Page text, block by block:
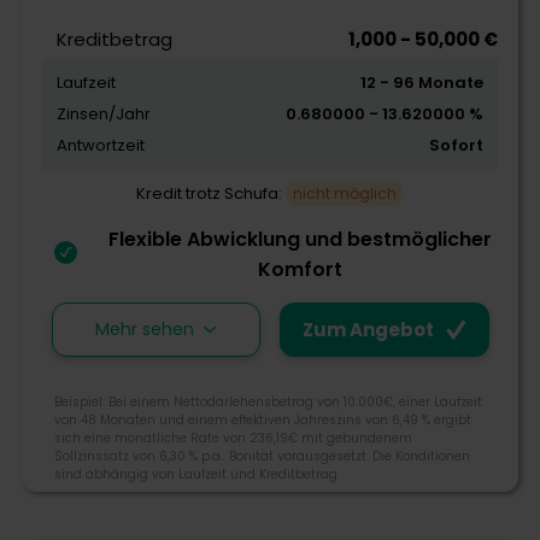
Kreditangebot
Flexibilität
Schnelligkeit
Zum Angebot
Finanzangebote mit Sitz in Spanien. Spezialisiert hat
sich Kreditiweb auf die Zusammenstellung von
Finanzangeboten sowie auf das Zusammenbringen
von Kreditsuchenden und Finanzinstituten, um
Kreditbetrag 1,000 - 50,000 €
Laufzeit
12 - 96 Monate
Zinsen/Jahr
0.680000 - 13.620000 %
Antwortzeit
Sofort
Kredit trotz Schufa: nicht möglich
Flexible Abwicklung und bestmöglicher
Komfort
Zum Angebot
Mehr sehen
Beispiel: Bei einem Nettodarlehensbetrag von 10.000€, einer Laufzeit
von 48 Monaten und einem effektiven Jahreszins von 6,49 % ergibt
sich eine monatliche Rate von 236,19€ mit gebundenem
Sollzinssatz von 6,30 % p.a.. Bonität vorausgesetzt. Die Konditionen
sind abhängig von Laufzeit und Kreditbetrag.